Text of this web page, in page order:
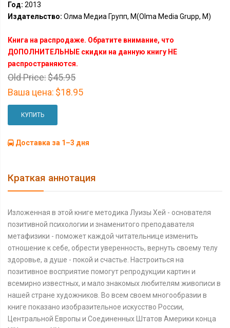
Год: 2013
Издательство: Олма Медиа Групп, М(Olma Media Grupp, M)
Книга на распродаже. Обратите внимание, что
ДОПОЛНИТЕЛЬНЫЕ скидки на данную книгу НЕ
распространяются.
Old Price:$45.95
Ваша цена: $18.95
КУПИТЬ
Доставка за 1–3 дня
Краткая аннотация
Изложенная в этой книге методика Луизы Хей - основателя
позитивной психологии и знаменитого преподавателя
метафизики - поможет каждой читательнице изменить
отношение к себе, обрести уверенность, вернуть своему телу
здоровье, а душе - покой и счастье. Настроиться на
позитивное восприятие помогут репродукции картин и
всемирно известных, и мало знакомых любителям живописи в
нашей стране художников. Во всем своем многообразии в
книге показано изобразительное искусство России,
Центральной Европы и Соединенных Штатов Америки конца